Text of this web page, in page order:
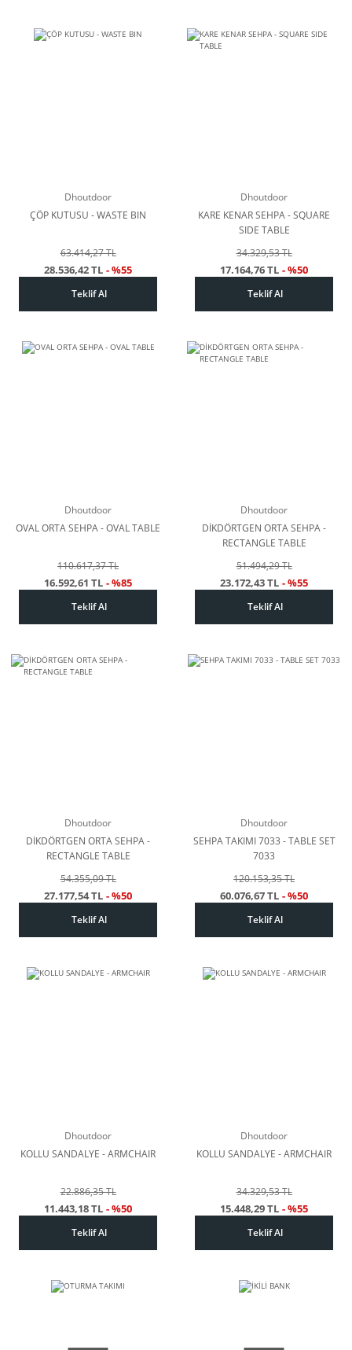
Dhoutdoor
ÇÖP KUTUSU - WASTE BIN
63.414,27 TL
28.536,42 TL - %55
Teklif Al
Dhoutdoor
KARE KENAR SEHPA - SQUARE
SIDE TABLE
34.329,53 TL
17.164,76 TL - %50
Teklif Al
Dhoutdoor
OVAL ORTA SEHPA - OVAL TABLE
110.617,37 TL
16.592,61 TL - %85
Teklif Al
Dhoutdoor
DİKDÖRTGEN ORTA SEHPA -
RECTANGLE TABLE
51.494,29 TL
23.172,43 TL - %55
Teklif Al
Dhoutdoor
DİKDÖRTGEN ORTA SEHPA -
RECTANGLE TABLE
54.355,09 TL
27.177,54 TL - %50
Teklif Al
Dhoutdoor
SEHPA TAKIMI 7033 - TABLE SET
7033
120.153,35 TL
60.076,67 TL - %50
Teklif Al
Dhoutdoor
KOLLU SANDALYE - ARMCHAIR
22.886,35 TL
11.443,18 TL - %50
Teklif Al
Dhoutdoor
KOLLU SANDALYE - ARMCHAIR
34.329,53 TL
15.448,29 TL - %55
Teklif Al